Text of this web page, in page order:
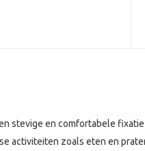
stevige en comfortabele
activiteiten zoals eten en